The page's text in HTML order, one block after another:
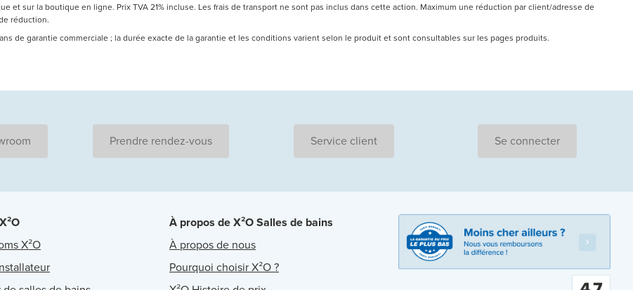
et sur la boutique en ligne. Prix TVA 21% incluse. Les frais de transport ne sont pas inclus dans cette action. Maximum une réduction par client/adresse de
réduction.
de garantie commerciale ; la durée exacte de la garantie et les conditions varient selon le produit et sont consultables sur les pages produits.
Prendre rendez-vous Service client Se connecter
X²O
À propos de X²O Salles de bains
À propos de nous
Pourquoi choisir X²O ?